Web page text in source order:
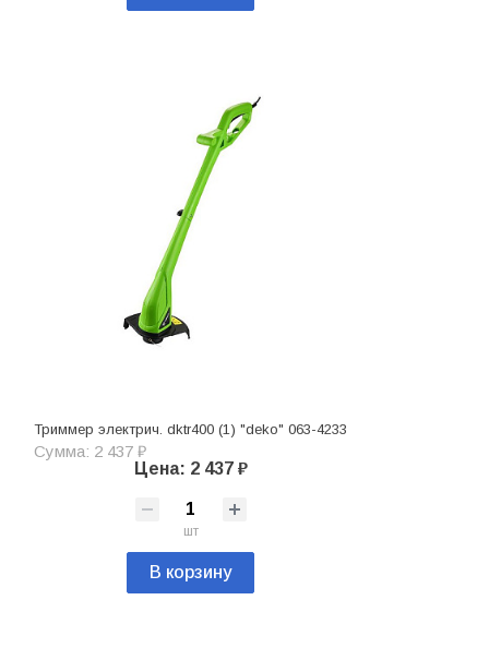
Триммер электрич. dktr400 (1) "deko" 063-4233
Сумма: 2 437 ₽
Цена: 2 437 ₽
шт
В корзину